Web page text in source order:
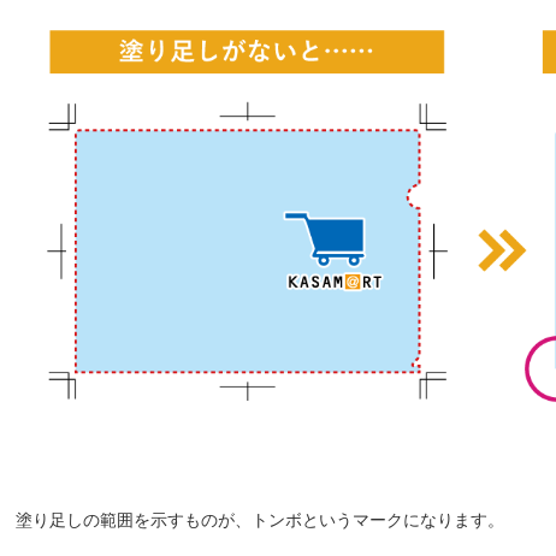
塗り足しの範囲を示すものが、トンボというマークになります。